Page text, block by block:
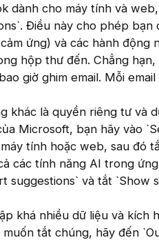
dành cho máy tính và
Điều này cho phép
ứng) và các hành động
hộp thư đến. Chẳng
giờ ghim email. Mỗi
khác là quyền riêng tư và
Microsoft, bạn hãy vào
tính hoặc web, sau đó
các tính năng AI trong
suggestions` và tắt `Show
khá nhiều dữ liệu và kích
tắt chúng, hãy đến